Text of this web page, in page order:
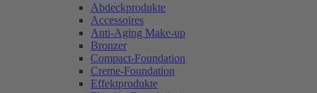
Abdeckprodukte
Accessoires
Anti-Aging Make-up
Bronzer
Compact-Foundation
Creme-Foundation
Effektprodukte